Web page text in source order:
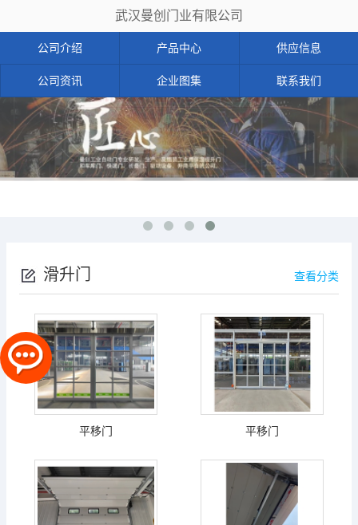
武汉曼创门业有限公司
公司介绍 产品中心 供应信息
公司资讯 企业图集 联系我们
滑升门 查看分类
平移门 平移门